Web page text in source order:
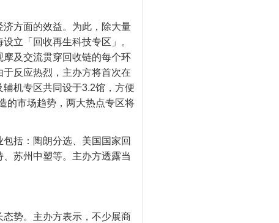
方面的效益。为此，除大量
立「回收再生科技专区」。
及交流贯穿回收链的每个环
反应热烈，主办方将首次在
机专区共同设于3.2馆，方便
的市场趋势，两大热点专区将
括：陶朗分选、美国国家回
苏州中塑等。主办方透露当
势。主办方表示，不少展商